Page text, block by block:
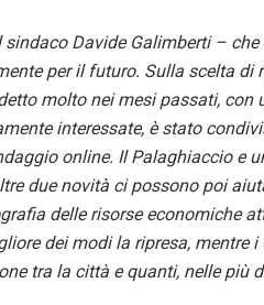
Davide Galimberti – che
per il futuro. Sulla scelta di
molto nei mesi passati, con
interessate, è stato
online. Il Palaghiaccio e
due novità ci possono poi
delle risorse economiche
dei modi la ripresa, mentre i
tra la città e quanti, nelle più